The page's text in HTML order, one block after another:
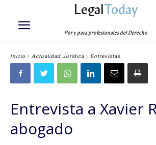
LegalToday
Por y para profesionales del Derecho
Inicio Actualidad Jurídica Entrevistas
Entrevista a Xavier
abogado